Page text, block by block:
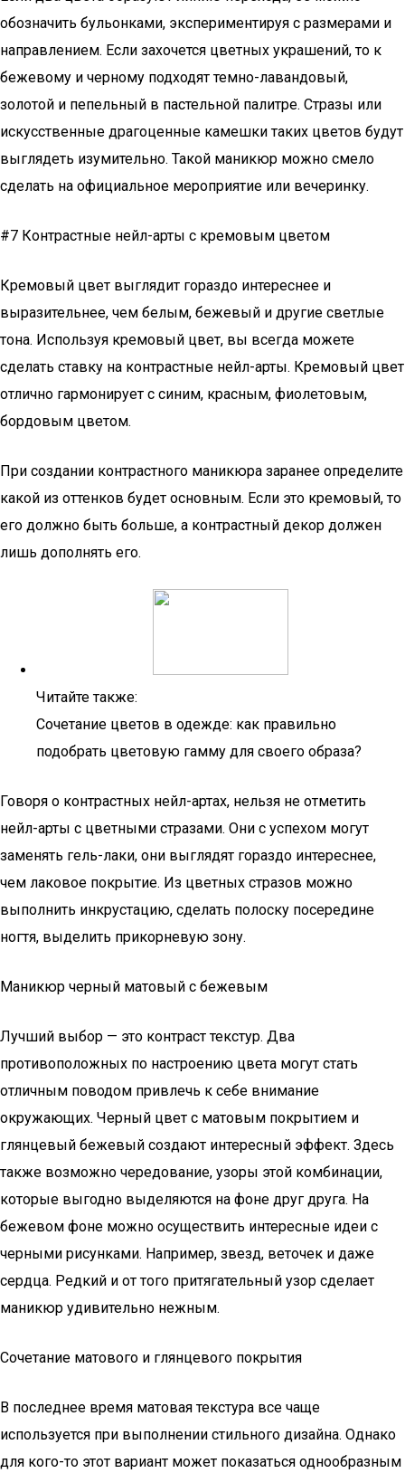
обозначить бульонками, экспериментируя с размерами и
направлением. Если захочется цветных украшений, то к
бежевому и черному подходят темно-лавандовый,
золотой и пепельный в пастельной палитре. Стразы или
искусственные драгоценные камешки таких цветов будут
выглядеть изумительно. Такой маникюр можно смело
сделать на официальное мероприятие или вечеринку.
#7 Контрастные нейл-арты с кремовым цветом
Кремовый цвет выглядит гораздо интереснее и
выразительнее, чем белым, бежевый и другие светлые
тона. Используя кремовый цвет, вы всегда можете
сделать ставку на контрастные нейл-арты. Кремовый цвет
отлично гармонирует с синим, красным, фиолетовым,
бордовым цветом.
При создании контрастного маникюра заранее определите
какой из оттенков будет основным. Если это кремовый, то
его должно быть больше, а контрастный декор должен
лишь дополнять его.
Читайте также:
Сочетание цветов в одежде: как правильно
подобрать цветовую гамму для своего образа?
Говоря о контрастных нейл-артах, нельзя не отметить
нейл-арты с цветными стразами. Они с успехом могут
заменять гель-лаки, они выглядят гораздо интереснее,
чем лаковое покрытие. Из цветных стразов можно
выполнить инкрустацию, сделать полоску посередине
ногтя, выделить прикорневую зону.
Маникюр черный матовый с бежевым
Лучший выбор — это контраст текстур. Два
противоположных по настроению цвета могут стать
отличным поводом привлечь к себе внимание
окружающих. Черный цвет с матовым покрытием и
глянцевый бежевый создают интересный эффект. Здесь
также возможно чередование, узоры этой комбинации,
которые выгодно выделяются на фоне друг друга. На
бежевом фоне можно осуществить интересные идеи с
черными рисунками. Например, звезд, веточек и даже
сердца. Редкий и от того притягательный узор сделает
маникюр удивительно нежным.
Сочетание матового и глянцевого покрытия
В последнее время матовая текстура все чаще
используется при выполнении стильного дизайна. Однако
для кого-то этот вариант может показаться однообразным